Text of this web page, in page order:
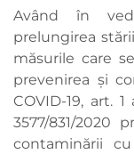
Având în
prelungirea
măsurile care
prevenirea şi
COVID-19, art.
3577/831/2020
contaminării